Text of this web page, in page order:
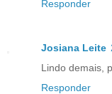
Responder
Josiana Leite
Lindo demais,
Responder